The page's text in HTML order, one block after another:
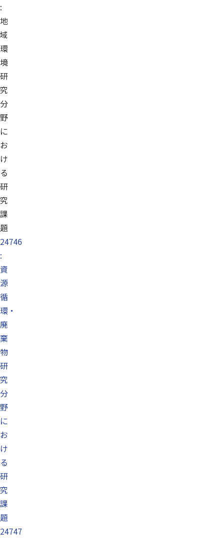
:
地
域
環
境
研
究
分
野
に
お
け
る
研
究
課
題
24746
:
資
源
循
環・
廃
棄
物
研
究
分
野
に
お
け
る
研
究
課
題
24747